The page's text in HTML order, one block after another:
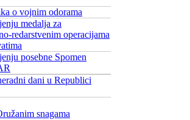
o vojnim odorama
medalja za
redarstvenim operacijama
posebne Spomen
dani u Republici
snagama